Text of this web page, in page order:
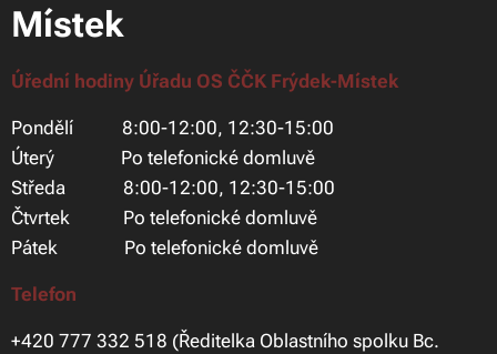
Místek
Úřední hodiny Úřadu OS ČČK Frýdek-Místek
Pondělí 8:00-12:00, 12:30-15:00
Úterý Po telefonické domluvě
Středa 8:00-12:00, 12:30-15:00
Čtvrtek Po telefonické domluvě
Pátek Po telefonické domluvě
Telefon
+420 777 332 518 (Ředitelka Oblastního spolku Bc.